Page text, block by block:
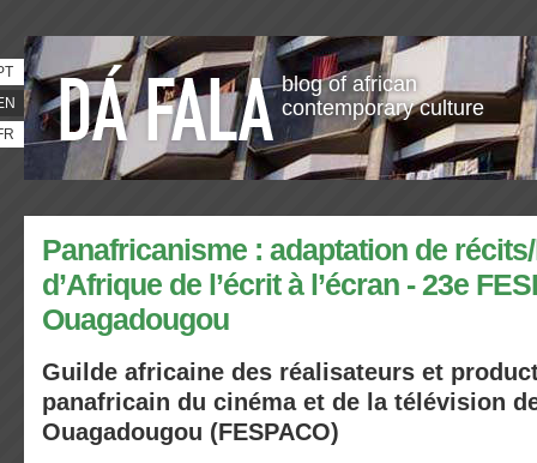
blog of african
contemporary culture
Panafricanisme : adaptation de
d’Afrique de l’écrit à l’écran - 23e
Ouagadougou
Guilde africaine des réalisateurs et
panafricain du cinéma et de la télévision
Ouagadougou (FESPACO)